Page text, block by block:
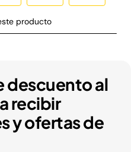
descuento al
recibir
y ofertas de